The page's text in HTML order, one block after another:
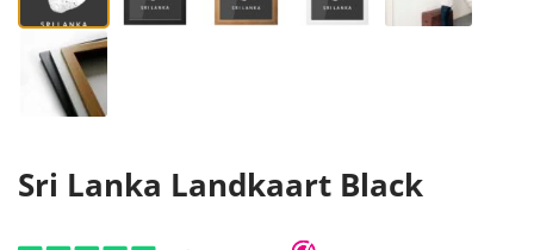
Sri Lanka Landkaart Black